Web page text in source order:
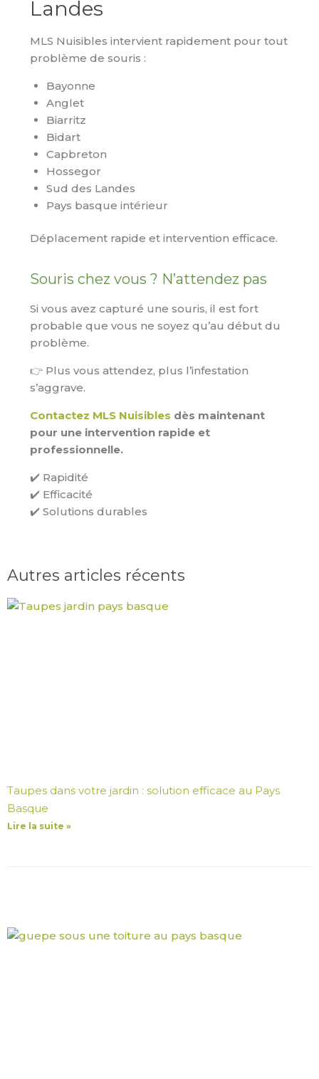
Landes
MLS Nuisibles intervient rapidement pour tout
problème de souris :
Bayonne
Anglet
Biarritz
Bidart
Capbreton
Hossegor
Sud des Landes
Pays basque intérieur
Déplacement rapide et intervention efficace.
Souris chez vous ? N’attendez pas
Si vous avez capturé une souris, il est fort
probable que vous ne soyez qu’au début du
problème.
👉 Plus vous attendez, plus l’infestation
s’aggrave.
Contactez MLS Nuisibles dès maintenant
pour une intervention rapide et
professionnelle.
✔️ Rapidité
✔️ Efficacité
✔️ Solutions durables
Autres articles récents
Taupes dans votre jardin : solution efficace au Pays
Basque
Lire la suite »